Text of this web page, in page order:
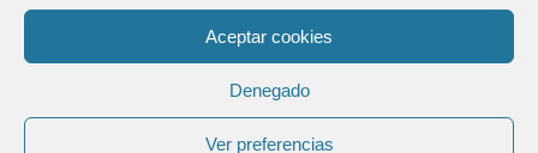
Aceptar cookies
Denegado
Ver preferencias
© Copyright 2021 www.costadelsol.eco. Todos los derechos reservados |